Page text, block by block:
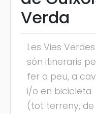
Verda
Les Vies Verdes
són itineraris
fer a peu, a
i/o en bicicleta
(tot terreny, de